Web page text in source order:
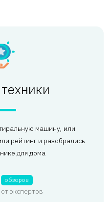
машину, или
рейтинг и разобрались
для дома
обзоров
от экспертов